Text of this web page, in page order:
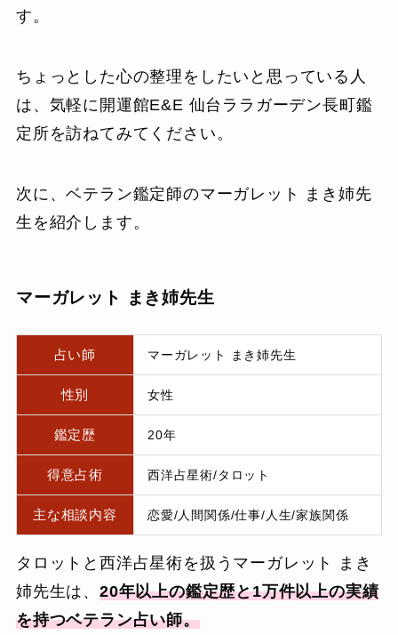
す。
ちょっとした心の整理をしたいと思っている人
は、気軽に開運館E&E 仙台ララガーデン長町鑑
定所を訪ねてみてください。
次に、ベテラン鑑定師のマーガレット まき姉先
生を紹介します。
マーガレット まき姉先生
占い師 マーガレット まき姉先生
性別 女性
鑑定歴 20年
得意占術 西洋占星術/タロット
主な相談内容 恋愛/人間関係/仕事/人生/家族関係
タロットと西洋占星術を扱うマーガレット まき
姉先生は、 20年以上の鑑定歴と1万件以上の実績
を持つベテラン占い師。